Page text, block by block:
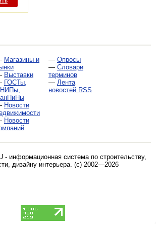
Магазины и
Выставки
ГОСТы,
Новости
Новости
— Опросы
— Словари
терминов
— Лента
новостей RSS
- информационная система по строительству,
дизайну интерьера. (c) 2002—2026